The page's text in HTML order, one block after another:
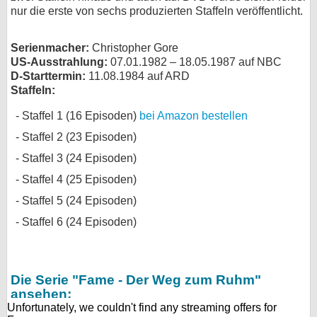
nur die erste von sechs produzierten Staffeln veröffentlicht.
Serienmacher: Christopher Gore
US-Ausstrahlung: 07.01.1982 – 18.05.1987 auf NBC
D-Starttermin: 11.08.1984 auf ARD
Staffeln:
Staffel 1 (16 Episoden) bei Amazon bestellen
Staffel 2 (23 Episoden)
Staffel 3 (24 Episoden)
Staffel 4 (25 Episoden)
Staffel 5 (24 Episoden)
Staffel 6 (24 Episoden)
Die Serie "Fame - Der Weg zum Ruhm"
ansehen:
Nutzungsbedingungen
Datenschutz
Cookie-Einstellungen